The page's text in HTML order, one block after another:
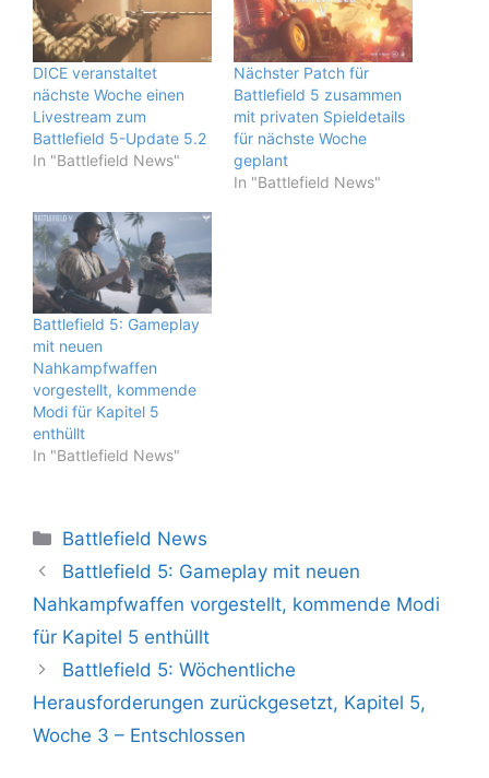
DICE veranstaltet
nächste Woche einen
Livestream zum
Battlefield 5-Update 5.2
In "Battlefield News"
Nächster Patch für
Battlefield 5 zusammen
mit privaten Spieldetails
für nächste Woche
geplant
In "Battlefield News"
Battlefield 5: Gameplay
mit neuen
Nahkampfwaffen
vorgestellt, kommende
Modi für Kapitel 5
enthüllt
In "Battlefield News"
Kategorien
Battlefield News
Battlefield 5: Gameplay mit neuen
Nahkampfwaffen vorgestellt, kommende Modi
für Kapitel 5 enthüllt
Battlefield 5: Wöchentliche
Herausforderungen zurückgesetzt, Kapitel 5,
Woche 3 – Entschlossen